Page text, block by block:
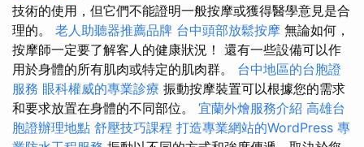
技術的使用，但它們不能證明一般按摩或獲得醫學意見是合
理的。 老人助聽器推薦品牌 台中頭部放鬆按摩 無論如何，
按摩師一定要了解客人的健康狀況！ 還有一些設備可以作
用於身體的所有肌肉或特定的肌肉群。 台中地區的台胞證
服務 眼科權威的專業診療 振動按摩裝置可以根據您的需求
和要求放置在身體的不同部位。 宜蘭外燴服務介紹 高雄台
胞證辦理地點 舒壓技巧課程 打造專業網站的WordPress 專